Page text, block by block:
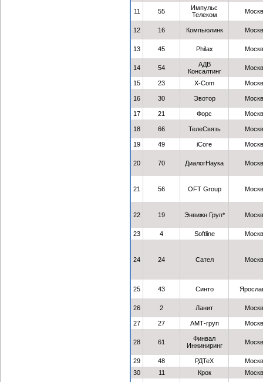
11 55
Импульс
Телеком
12 16 Компьюлинк
13 45 Philax
14 54
АДВ
Консалтинг
15 23 X-Com
16 30 Эвотор
17 21 Форс
18 66 ТелеСвязь
19 49 iCore
20 70 ДиалогНаука
21 56 OFT Group
22 19 Энвижн Груп*
23 4 Softline
24 24 Сател
25 43 Синто
26 2 Ланит
27 27 АМТ-груп
28 61
Финвал
Инжиниринг
29 48 РДТеХ
30
11 Крок